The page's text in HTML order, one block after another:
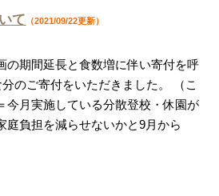
て （2021/09/22更新）
の期間延長と食数増に伴い寄付を呼
のご寄付をいただきました。 （こ
今月実施している分散登校・休園が
庭負担を減らせないかと9月から